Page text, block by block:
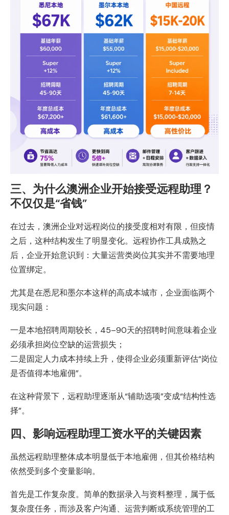
三、为什么澳洲企业开始接受远程助理？
不仅仅是“省钱”
在过去，澳洲企业对远程岗位的接受度相对有限，但疫情
之后，这种结构发生了明显变化。远程协作工具成熟之
后，企业开始意识到：大量运营类岗位其实并不需要地理
位置绑定。
尤其是在悉尼和墨尔本这样的高成本城市，企业面临两个
现实问题：
一是本地招聘周期较长，45–90天的招聘时间意味着企业
必须承担岗位空缺的运营损失；
二是固定人力成本持续上升，使得企业必须重新评估“岗位
是否值得本地雇佣”。
在这种背景下，远程助理逐渐从“辅助选项”变成“结构性选
择”。
四、影响远程助理工资水平的关键因素
虽然远程助理整体成本明显低于本地雇佣，但其价格结构
依然受到多个变量影响。
首先是工作复杂度。简单的数据录入与资料整理，属于低
复杂度任务，而涉及客户沟通、运营判断或系统管理的工